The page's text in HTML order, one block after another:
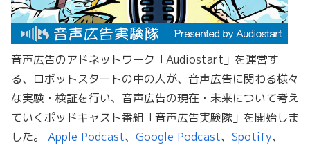
音声広告のアドネットワーク「Audiostart」を運営す
る、ロボットスタートの中の人が、音声広告に関わる様々
な実験・検証を行い、音声広告の現在・未来について考え
ていくポッドキャスト番組「音声広告実験隊」を開始しま
した。 Apple Podcast、 Google Podcast、 Spotify、